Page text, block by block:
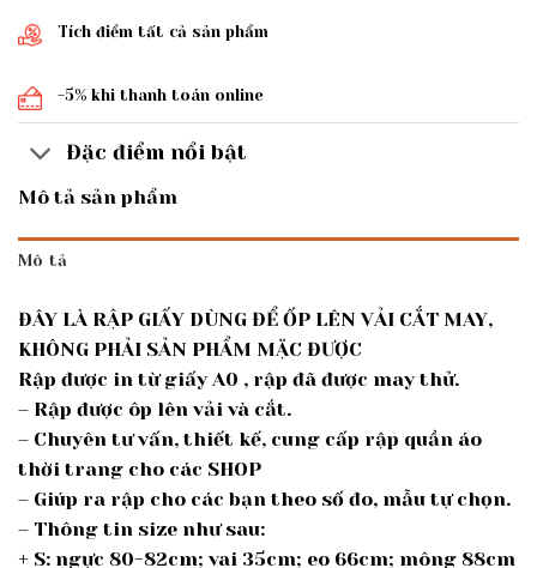
Tích điểm tất cả sản phẩm
-5% khi thanh toán online
Đặc điểm nổi bật
Mô tả sản phẩm
Mô tả
ĐÂY LÀ RẬP GIẤY DÙNG ĐỂ ỐP LÊN VẢI CẮT MAY,
KHÔNG PHẢI SẢN PHẨM MẶC ĐƯỢC
Rập được in từ giấy A0 , rập đã được may thử.
– Rập được ôp lên vải và cắt.
– Chuyên tư vấn, thiết kế, cung cấp rập quần áo
thời trang cho các SHOP
– Giúp ra rập cho các bạn theo số đo, mẫu tự chọn.
– Thông tin size như sau:
+ S: ngực 80-82cm; vai 35cm; eo 66cm; mông 88cm